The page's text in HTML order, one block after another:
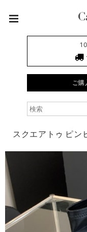
ご購
スクエアトゥ ピン